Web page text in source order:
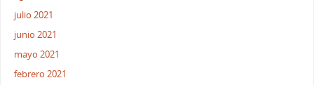
julio 2021
junio 2021
mayo 2021
febrero 2021